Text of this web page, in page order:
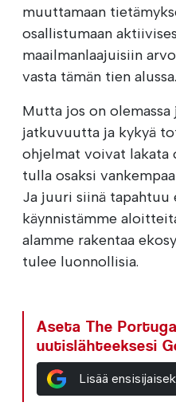
muuttamaan
osallistumaan
maailmanlaajuisiin
vasta tämän tien alussa.
Mutta jos on
jatkuvuutta ja kykyä
ohjelmat voivat lakata
tulla osaksi
Ja juuri siinä tapahtuu
käynnistämme
alamme rakentaa
tulee luonnollisia.
Aseta The
uutislähteeksesi
Lisää